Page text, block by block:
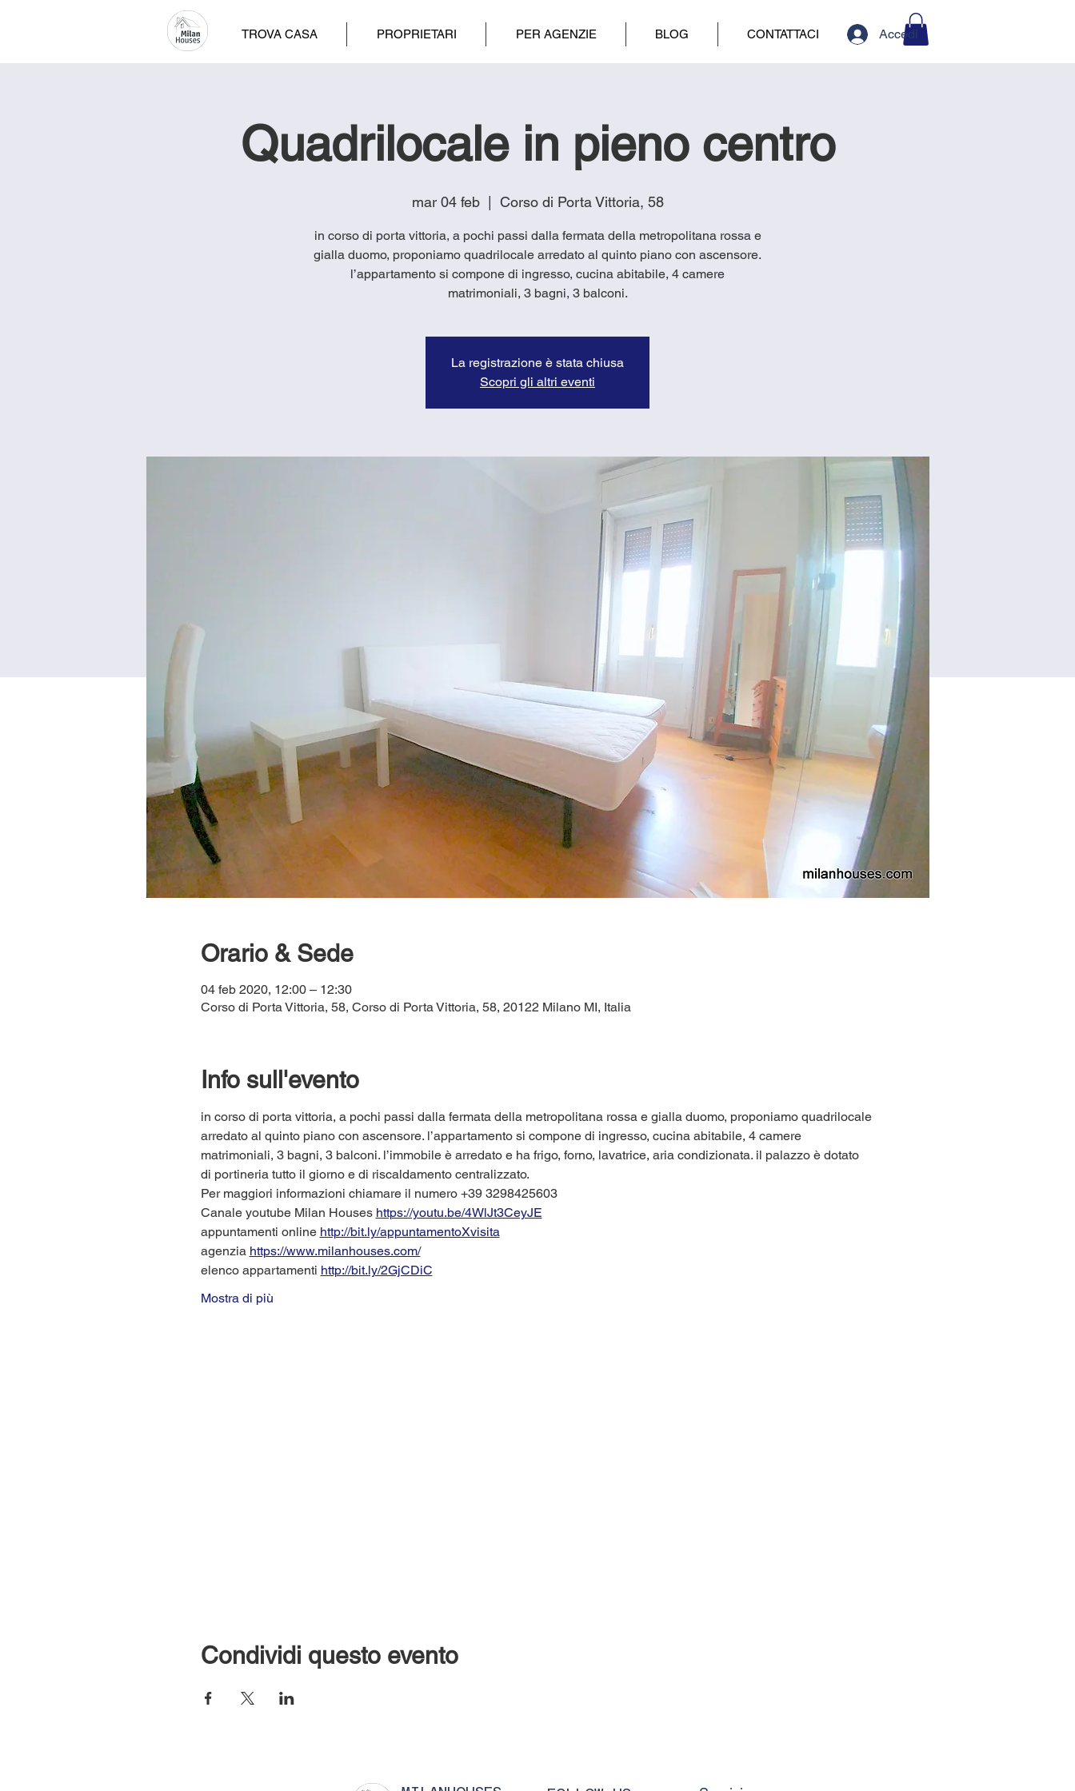
TROVA CASA PROPRIETARI PER AGENZIE BLOG CONTATTACI Accedi
Quadrilocale in pieno centro
mar 04 feb
  |
Corso di Porta Vittoria, 58
in corso di porta vittoria, a pochi passi dalla fermata della metropolitana rossa e
gialla duomo, proponiamo quadrilocale arredato al quinto piano con ascensore.
l’appartamento si compone di ingresso, cucina abitabile, 4 camere
matrimoniali, 3 bagni, 3 balconi.
La registrazione è stata chiusa
Scopri gli altri eventi
Orario & Sede
04 feb 2020, 12:00 – 12:30
Corso di Porta Vittoria, 58, Corso di Porta Vittoria, 58, 20122 Milano MI, Italia
Info sull'evento
in corso di porta vittoria, a pochi passi dalla fermata della metropolitana rossa e gialla duomo, proponiamo quadrilocale
arredato al quinto piano con ascensore. l’appartamento si compone di ingresso, cucina abitabile, 4 camere
matrimoniali, 3 bagni, 3 balconi. l’immobile è arredato e ha frigo, forno, lavatrice, aria condizionata. il palazzo è dotato
di portineria tutto il giorno e di riscaldamento centralizzato.
Per maggiori informazioni chiamare il numero +39 3298425603
Canale youtube Milan Houses https://youtu.be/4WlJt3CeyJE
appuntamenti online http://bit.ly/appuntamentoXvisita
agenzia https://www.milanhouses.com/
elenco appartamenti http://bit.ly/2GjCDiC
Mostra di più
Condividi questo evento